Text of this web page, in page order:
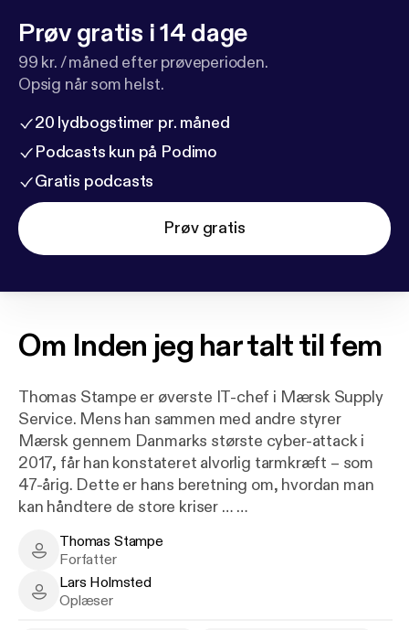
Prøv gratis i 14 dage
99 kr. / måned efter prøveperioden.
Opsig når som helst.
20 lydbogstimer pr. måned
Podcasts kun på Podimo
Gratis podcasts
Prøv gratis
Om Inden jeg har talt til fem
Thomas Stampe er øverste IT-chef i Mærsk Supply
Service. Mens han sammen med andre styrer
Mærsk gennem Danmarks største cyber-attack i
2017, får han konstateret alvorlig tarmkræft ­– som
47-årig. Dette er hans beretning om, hvordan man
kan håndtere de store kriser …
Hvad har et stenhårdt sygdomsforløb at gøre med
moderne ledelsesværktøjer? Hvilken gavn har man
af agile processer, forandringsledelse og alle de
Thomas Stampe - Author
Thomas Stampe
Forfatter
Lars Holmsted - Narrator
Lars Holmsted
Oplæser